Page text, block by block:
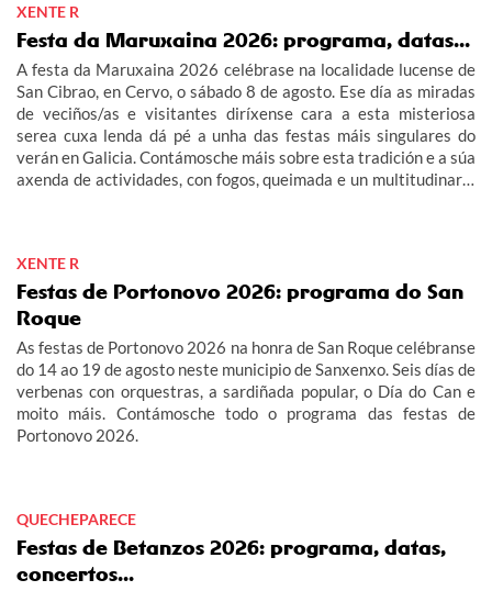
XENTE R
Festa da Maruxaina 2026: programa, datas...
A festa da Maruxaina 2026 celébrase na localidade lucense de
San Cibrao, en Cervo, o sábado 8 de agosto. Ese día as miradas
de veciños/as e visitantes diríxense cara a esta misteriosa
serea cuxa lenda dá pé a unha das festas máis singulares do
verán en Galicia. Contámosche máis sobre esta tradición e a súa
axenda de actividades, con fogos, queimada e un multitudinario
XENTE R
Festas de Portonovo 2026: programa do San
Roque
As festas de Portonovo 2026 na honra de San Roque celébranse
do 14 ao 19 de agosto neste municipio de Sanxenxo. Seis días de
verbenas con orquestras, a sardiñada popular, o Día do Can e
moito máis. Contámosche todo o programa das festas de
Portonovo 2026.
QUECHEPARECE
Festas de Betanzos 2026: programa, datas,
concertos...